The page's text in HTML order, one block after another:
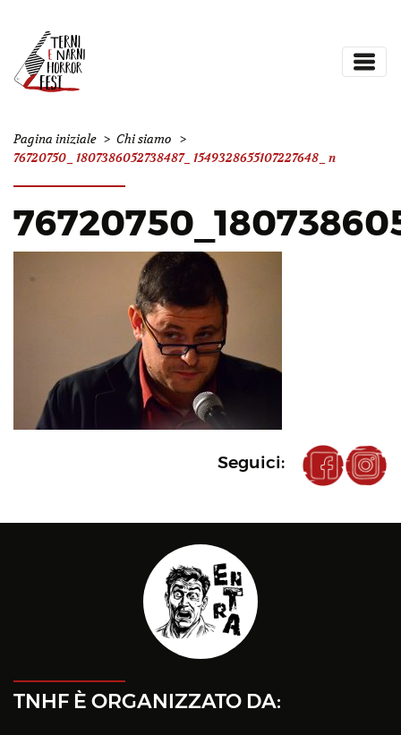
Pagina iniziale > Chi siamo >
76720750_1807386052738487_1549328655107227648_n
Seguici:
TNHF È ORGANIZZATO DA: